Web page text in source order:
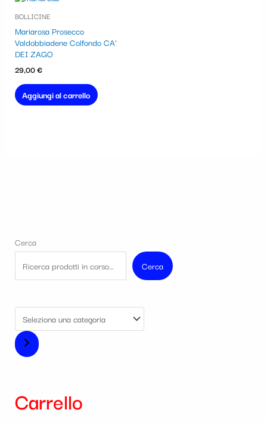
BOLLICINE
Mariarosa Prosecco
Valdobbiadene Colfondo CA’
DEI ZAGO
29,00€
Aggiungi al carrello
Cerca
Cerca
Carrello